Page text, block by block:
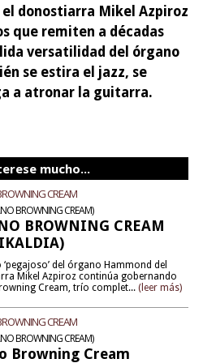
donostiarra Mikel Azpiroz
que remiten a décadas
versatilidad del órgano
se estira el jazz, se
a atronar la guitarra.
mucho...
CREAM
BROWNING CREAM)
BROWNING CREAM
‘pegajoso’ del órgano Hammond del
Mikel Azpiroz continúa gobernando
Cream, trío complet... (leer más)
CREAM
BROWNING CREAM)
Browning Cream